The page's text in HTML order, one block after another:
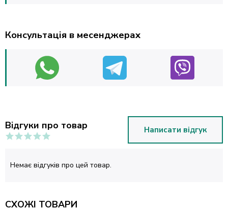
Консультація в месенджерах
Відгуки про товар Написати відгук
Немає відгуків про цей товар.
СХОЖІ ТОВАРИ